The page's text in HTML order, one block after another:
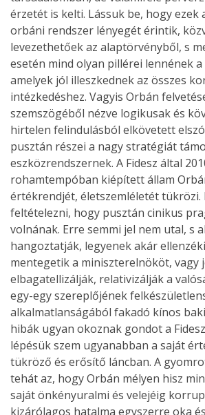
érzetét is kelti. Lássuk be, hogy ezek
orbáni rendszer lényegét érintik,
levezethetőek az alaptörvényből, s
esetén mind olyan pillérei lennének
amelyek jól illeszkednek az összes
intézkedéshez. Vagyis Orbán
szemszögéből nézve logikusak és
hirtelen felindulásból elkövetett
pusztán részei a nagy stratégiát
eszközrendszernek. A Fidesz által
rohamtempóban kiépített állam
értékrendjét, életszemléletét tükrözi.
feltételezni, hogy pusztán cinikus
volnának. Erre semmi jel nem utal, s
hangoztatják, legyenek akár
mentegetik a miniszterelnököt, vagy
elbagatellizálják, relativizálják a
egy-egy szereplőjének
alkalmatlanságából fakadó kínos
hibák ugyan okoznak gondot a
lépésük szem ugyanabban a saját
tükröző és erősítő láncban. A
tehát az, hogy Orbán mélyen hisz
saját önkényuralmi és velejéig
kizárólagos hatalma egyszerre oka